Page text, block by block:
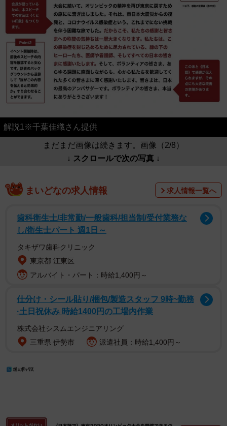
解説1※千葉佳織さん提供
まだまだ画像は続きます。画像（2/8）
↓ スクロールで次の写真 ↓
まいどなの求人情報 求人情報一覧へ
歯科衛生士/非常勤/一般歯科/担当制/受付業務な
し/衛生士パート 週1日～
タキザワ歯科クリニック
東京都 江東区
アルバイト・パート：時給1,400円～
仕分け・シール貼り/梱包/製造スタッフ 9時~勤務
·土日祝休み 時給1400円の工場内作業
株式会社シスムエンジニアリング
三重県 伊勢市
派遣社員：時給1,400円～